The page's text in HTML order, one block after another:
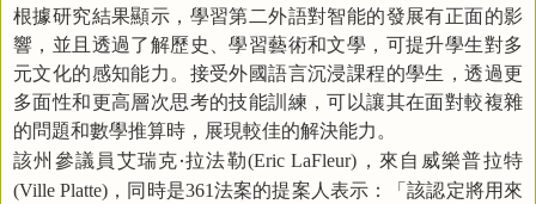
根據研究結果顯示，學習第二外語對智能的發展有正面的影
響，並且透過了解歷史、學習藝術和文學，可提升學生對多
元文化的感知能力。接受外國語言沉浸課程的學生，透過更
多面性和更高層次思考的技能訓練，可以讓其在面對較複雜
的問題和數學推算時，展現較佳的解決能力。
該州參議員艾瑞克‧拉法勒(Eric LaFleur) ，來自威樂普拉特
(Ville Platte) ，同時是361法案的提案人表示： 「該認定將用來